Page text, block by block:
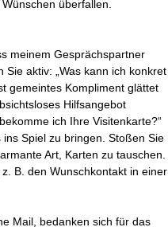
überfallen.
meinem Gesprächspartner
aktiv: „Was kann ich konkret
gemeintes Kompliment glättet
Hilfsangebot
ich Ihre Visitenkarte?“
Spiel zu bringen. Stoßen Sie
Art, Karten zu tauschen.
B. den Wunschkontakt in einer
Mail, bedanken sich für das